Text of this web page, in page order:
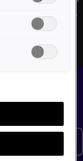
Kluivert